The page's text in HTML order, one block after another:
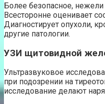
Более безопасное, нежели
Всесторонне оценивает
Диагностирует опухоли,
другие патологии.
УЗИ щитовидной
Ультразвуковое
при подозрении на
исследование делают